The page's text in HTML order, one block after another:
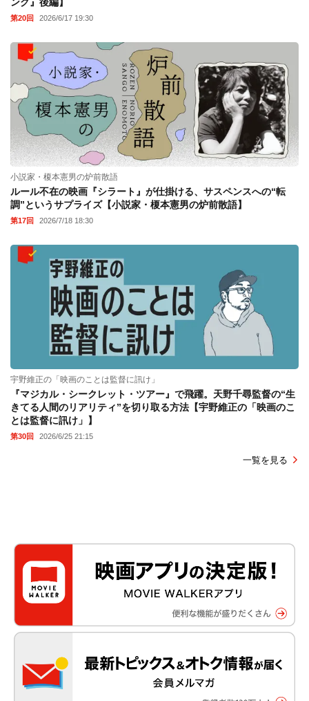
第20回 2026/6/17 19:30
小説家・榎本憲男の炉前散語
ルール不在の映画『シラート』が仕掛ける、サスペンスへの“転
調”というサプライズ【小説家・榎本憲男の炉前散語】
第17回 2026/7/18 18:30
宇野維正の「映画のことは監督に訊け」
『マジカル・シークレット・ツアー』で飛躍。天野千尋監督の“生
きてる人間のリアリティ”を切り取る方法【宇野維正の「映画のこ
とは監督に訊け」】
第30回 2026/6/25 21:15
一覧を見る